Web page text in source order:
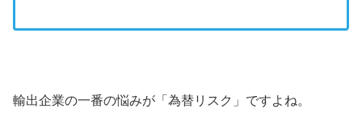
輸出企業の一番の悩みが「為替リスク」ですよね。